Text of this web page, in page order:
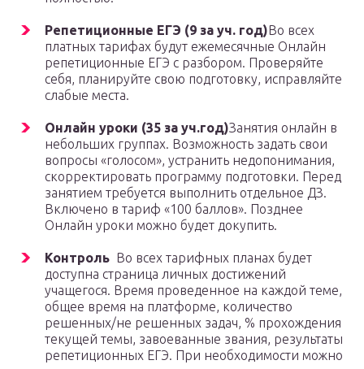
Репетиционные ЕГЭ (9 за уч. год)Во всех
платных тарифах будут ежемесячные Онлайн
репетиционные ЕГЭ с разбором. Проверяйте
себя, планируйте свою подготовку, исправляйте
слабые места.
Онлайн уроки (35 за уч.год)Занятия онлайн в
небольших группах. Возможность задать свои
вопросы «голосом», устранить недопонимания,
скорректировать программу подготовки. Перед
занятием требуется выполнить отдельное ДЗ.
Включено в тариф «100 баллов». Позднее
Онлайн уроки можно будет докупить.
Контроль Во всех тарифных планах будет
доступна страница личных достижений
учащегося. Время проведенное на каждой теме,
общее время на платформе, количество
решенных/не решенных задач, % прохождения
текущей темы, завоеванные звания, результаты
репетиционных ЕГЭ. При необходимости можно